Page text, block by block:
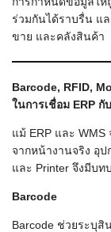
ร่วมกันได้ราบรื่น แ
ขาย และคลังสินค้า
Barcode, RFID,
ในการเชื่อม ERP กั
แม้ ERP และ
จากหน้างานจริง อุป
และ Printer จึงมีบ
Barcode
Barcode ช่วยระบุสิ